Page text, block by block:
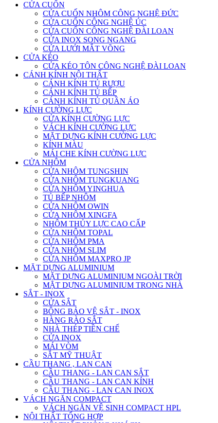
CỬA CUỐN
CỬA CUỐN NHÔM CÔNG NGHỆ ĐỨC
CỬA CUỐN CÔNG NGHỆ ÚC
CỬA CUỐN CÔNG NGHỆ ĐÀI LOAN
CỬA INOX SONG NGANG
CỬA LƯỚI MẮT VÕNG
CỬA KÉO
CỬA KÉO TÔN CÔNG NGHỆ ĐÀI LOAN
CÁNH KÍNH NỘI THẤT
CÁNH KÍNH TỦ RƯỢU
CÁNH KÍNH TỦ BẾP
CÁNH KÍNH TỦ QUẦN ÁO
KÍNH CƯỜNG LỰC
CỬA KÍNH CƯỜNG LỰC
VÁCH KÍNH CƯỜNG LỰC
MẶT DỰNG KÍNH CƯỜNG LỰC
KÍNH MÀU
MÁI CHE KÍNH CƯỜNG LỰC
CỬA NHÔM
CỬA NHÔM TUNGSHIN
CỬA NHÔM TUNGKUANG
CỬA NHÔM YINGHUA
TỦ BẾP NHÔM
CỬA NHÔM OWIN
CỬA NHÔM XINGFA
NHÔM THỦY LỰC CAO CẤP
CỬA NHÔM TOPAL
CỬA NHÔM PMA
CỬA NHÔM SLIM
CỬA NHÔM MAXPRO JP
MẶT DỰNG ALUMINIUM
MẶT DỰNG ALUMINIUM NGOÀI TRỜI
MẶT DỰNG ALUMINIUM TRONG NHÀ
SẮT - INOX
CỬA SẮT
BÔNG BẢO VỆ SẮT - INOX
HÀNG RÀO SẮT
NHÀ THÉP TIỀN CHẾ
CỬA INOX
MÁI VÒM
SẮT MỸ THUẬT
CẦU THANG , LAN CAN
CẦU THANG - LAN CAN SẮT
CẦU THANG - LAN CAN KÍNH
CẦU THANG - LAN CAN INOX
VÁCH NGĂN COMPACT
VÁCH NGĂN VỆ SINH COMPACT HPL
NỘI THẤT TỔNG HỢP